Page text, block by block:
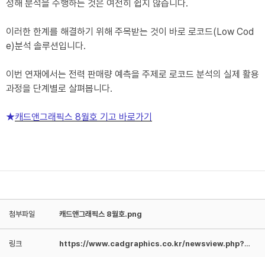
성해 분석을 수행하는 것은 여전히 쉽지 않습니다.
이러한 한계를 해결하기 위해 주목받는 것이 바로 로코드(Low Cod
e)분석 솔루션입니다.
이번 연재에서는 전력 판매량 예측을 주제로 로코드 분석의 실제 활용
과정을 단계별로 살펴봅니다.
★캐드앤그래픽스 8월호 기고 바로가기
첨부파일 캐드앤그래픽스 8월호.png
링크 https://www.cadgraphics.co.kr/newsview.php?pages=lecture&sub=lecture02…